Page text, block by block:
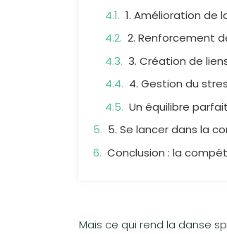
1. Amélioration de
2. Renforcement
3. Création de
4. Gestion du
Un équilibre
5. Se lancer dans la
Conclusion : la
Mais ce qui rend la danse